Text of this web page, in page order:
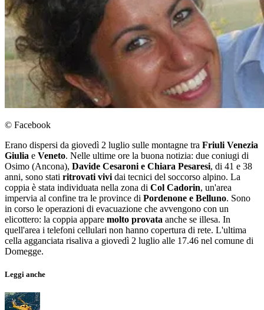
© Facebook
Erano dispersi da giovedì 2 luglio sulle montagne tra Friuli Venezia
Giulia e Veneto. Nelle ultime ore la buona notizia: due coniugi di
Osimo (Ancona), Davide Cesaroni e Chiara Pesaresi, di 41 e 38
anni, sono stati ritrovati vivi dai tecnici del soccorso alpino. La
coppia è stata individuata nella zona di Col Cadorin, un'area
impervia al confine tra le province di Pordenone e Belluno. Sono
in corso le operazioni di evacuazione che avvengono con un
elicottero: la coppia appare molto provata anche se illesa. In
quell'area i telefoni cellulari non hanno copertura di rete. L'ultima
cella agganciata risaliva a giovedì 2 luglio alle 17.46 nel comune di
Domegge.
Leggi anche